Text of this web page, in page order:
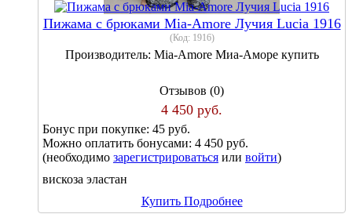
Пижама с брюками Mia-Amore Лучия Lucia 1916
(Код: 1916)
Производитель: Mia-Amore Миа-Аморе купить
Отзывов (0)
4 450 руб.
Бонус при покупке: 45 руб.
Можно оплатить бонусами: 4 450 руб.
(необходимо зарегистрироваться или войти)
вискоза эластан
Купить Подробнее